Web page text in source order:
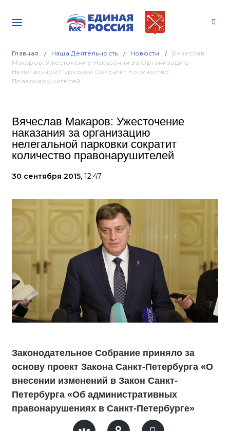
Главная Наша Деятельность Новости
Вячеслав
Макаров: Ужесточение Наказания За Организацию
Нелегальной Парковки Сократит Количество
Правонарушителей
Вячеслав Макаров: Ужесточение
наказания за организацию
нелегальной парковки сократит
количество правонарушителей
30 сентября 2015, 12:47
Законодательное Собрание приняло за
основу проект Закона Санкт-Петербурга «О
внесении изменений в Закон Санкт-
Петербурга «Об административных
правонарушениях в Санкт-Петербурге»